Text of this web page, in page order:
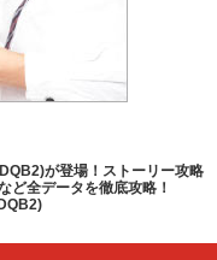
が登場！ストーリー攻略
ど全データを徹底攻略！